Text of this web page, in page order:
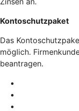
Kontoschutzpaket
Das
möglich.
beantragen.